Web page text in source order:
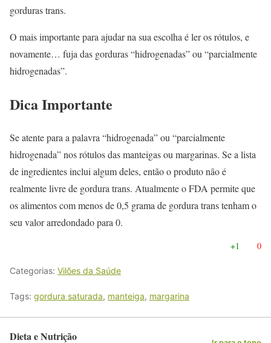
gorduras trans.
O mais importante para ajudar na sua escolha é ler os rótulos, e
novamente… fuja das gorduras “hidrogenadas” ou “parcialmente
hidrogenadas”.
Dica Importante
Se atente para a palavra “hidrogenada” ou “parcialmente
hidrogenada” nos rótulos das manteigas ou margarinas. Se a lista
de ingredientes inclui algum deles, então o produto não é
realmente livre de gordura trans. Atualmente o FDA permite que
os alimentos com menos de 0,5 grama de gordura trans tenham o
seu valor arredondado para 0.
+1 0
Categorias: Vilões da Saúde
Tags: gordura saturada, manteiga, margarina
Dieta e Nutrição